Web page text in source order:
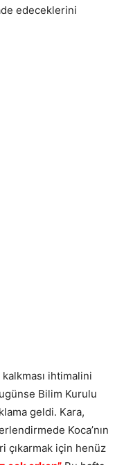
edeceklerini
ihtimalini
Bilim Kurulu
geldi. Kara,
Koca’nın
çıkarmak için henüz